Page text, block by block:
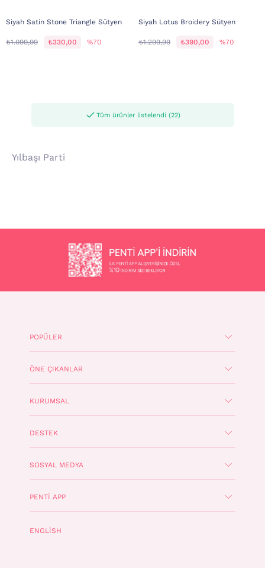
Siyah Satin Stone Triangle Sütyen
₺1.099,99 ₺330,00 %70
Siyah Lotus Broidery Sütyen
₺1.299,99 ₺390,00 %70
Tüm ürünler listelendi (22)
Yılbaşı Parti
POPÜLER
ÖNE ÇIKANLAR
KURUMSAL
DESTEK
SOSYAL MEDYA
PENTI APP
ENGLISH